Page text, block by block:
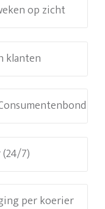
op zicht
klanten
7)
per koerier